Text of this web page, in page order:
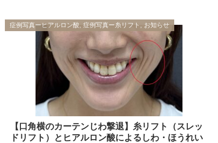
症例写真ーヒアルロン酸, 症例写真ー糸リフト, お知らせ
【口角横のカーテンじわ撃退】糸リフト（スレッ
ドリフト）とヒアルロン酸によるしわ・ほうれい